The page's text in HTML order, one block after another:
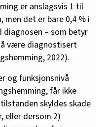
er anslagsvis 1 til
men det er bare 0,4 % i
– som betyr
være diagnostisert
2022).
og funksjonsnivå
får ikke
skyldes skade
eller dersom 2)